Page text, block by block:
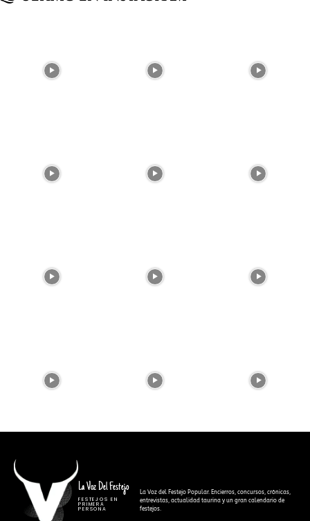
La Voz Del Festejo
FESTEJOS EN
PRIMERA
PERSONA
La Voz del Festejo Popular. Encierros, concursos, crónicas,
entrevistas, actualidad taurina y un gran calendario de
festejos.